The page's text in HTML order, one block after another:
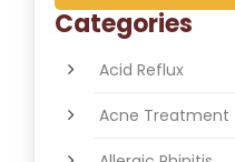
Categories
Acid Reflux
Acne Treatment